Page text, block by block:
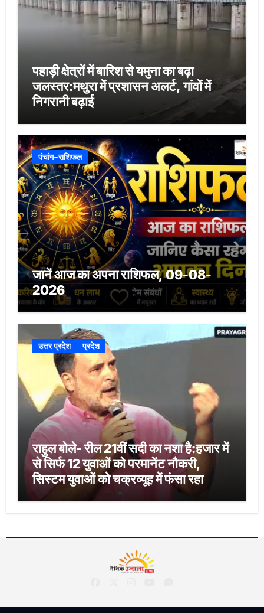
पहाड़ी क्षेत्रों में बारिश से यमुना का बढ़ा
जलस्तर:मथुरा में प्रशासन अलर्ट, गांवों में
निगरानी बढ़ाई
पंचांग-राशिफल
जानें आज का अपना राशिफल, 09-08-
2026
उत्तर प्रदेश प्रदेश
राहुल बोले- रील 21वीं सदी का नशा है:हजार में
से सिर्फ 12 युवाओं को परमानेंट नौकरी,
सिस्टम युवाओं को चक्रव्यूह में फंसा रहा